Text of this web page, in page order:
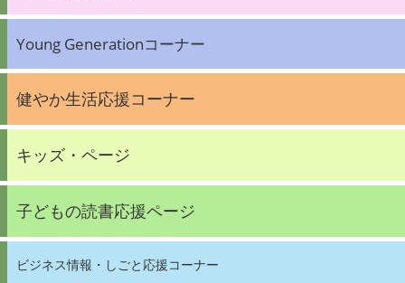
Young Generationコーナー
健やか生活応援コーナー
キッズ・ページ
子どもの読書応援ページ
ビジネス情報・しごと応援コーナー